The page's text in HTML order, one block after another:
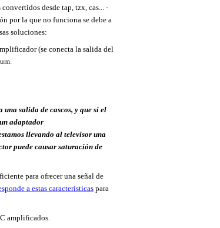
desde tap, tzx, cas... -
por la que no funciona se debe a
soluciones:
(se conecta la salida del
una salida de cascos, y que si el
adaptador
llevando al televisor una
puede causar saturación de
para ofrecer una señal de
a estas característicaspara
amplificados.